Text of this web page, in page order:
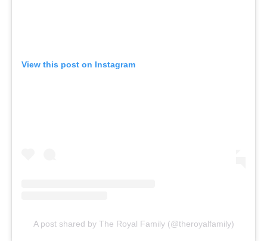
View this post on Instagram
A post shared by The Royal Family (@theroyalfamily)